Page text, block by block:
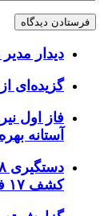
مدیر عامل
از تحولات
اول نیروگاه
بهره‌برداری
دستگیری